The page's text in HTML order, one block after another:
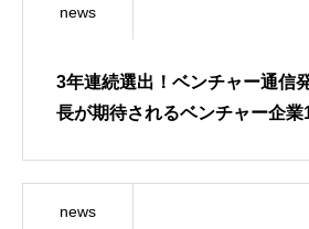
NEWS
news
3年連続選出！ベンチャー通信
長が期待されるベンチャー企業
news